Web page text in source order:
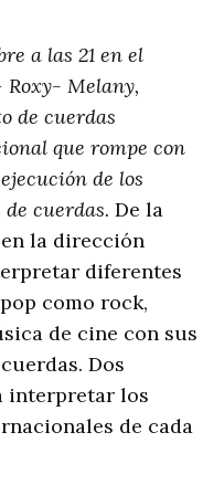
a las 21 en el
Roxy- Melany,
de cuerdas
que rompe con
de los
cuerdas. De la
en la dirección
diferentes
como rock,
de cine con sus
Dos
interpretar los
de cada